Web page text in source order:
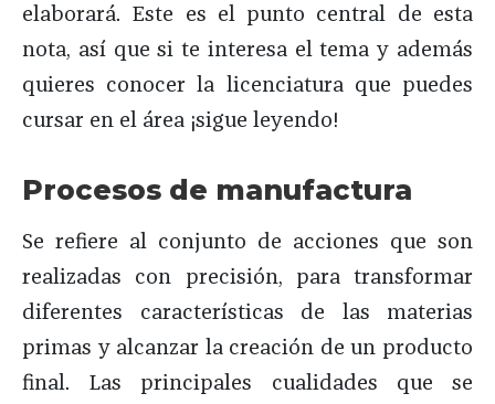
elaborará. Este es el punto central de esta
nota, así que si te interesa el tema y además
quieres conocer la licenciatura que puedes
cursar en el área ¡sigue leyendo!
Procesos de manufactura
Se refiere al conjunto de acciones que son
realizadas con precisión, para transformar
diferentes características de las materias
primas y alcanzar la creación de un producto
final. Las principales cualidades que se